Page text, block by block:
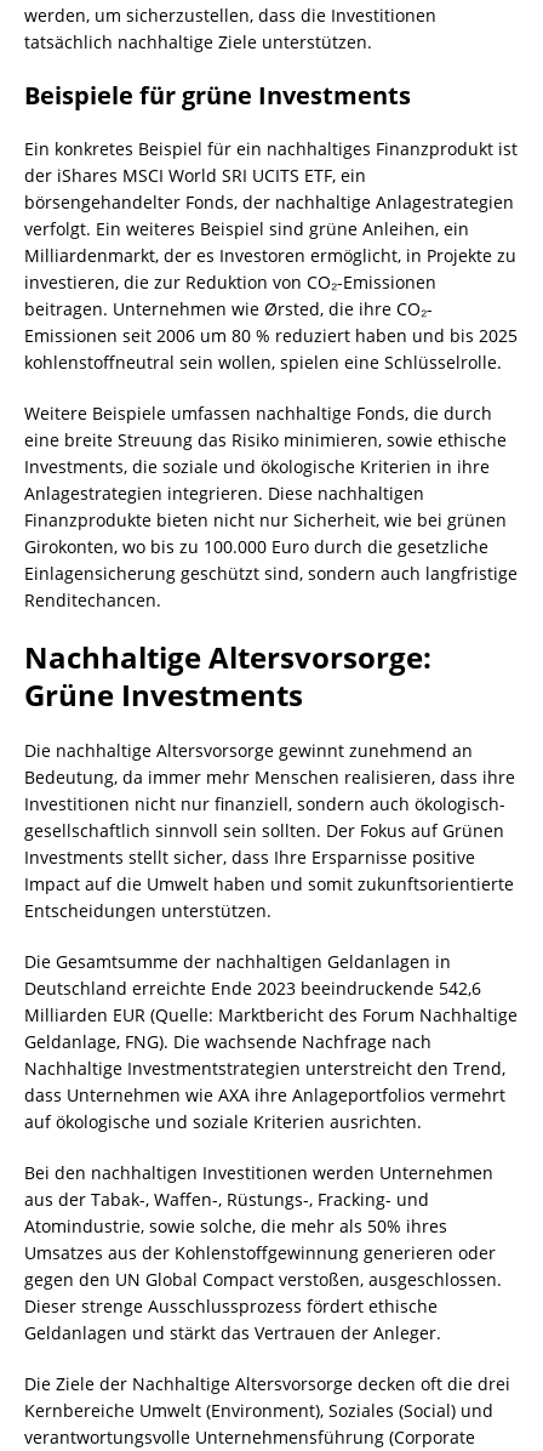
werden, um sicherzustellen, dass die Investitionen
tatsächlich nachhaltige Ziele unterstützen.
Beispiele für grüne Investments
Ein konkretes Beispiel für ein nachhaltiges Finanzprodukt ist
der iShares MSCI World SRI UCITS ETF, ein
börsengehandelter Fonds, der nachhaltige Anlagestrategien
verfolgt. Ein weiteres Beispiel sind grüne Anleihen, ein
Milliardenmarkt, der es Investoren ermöglicht, in Projekte zu
investieren, die zur Reduktion von CO₂-Emissionen
beitragen. Unternehmen wie Ørsted, die ihre CO₂-
Emissionen seit 2006 um 80 % reduziert haben und bis 2025
kohlenstoffneutral sein wollen, spielen eine Schlüsselrolle.
Weitere Beispiele umfassen nachhaltige Fonds, die durch
eine breite Streuung das Risiko minimieren, sowie ethische
Investments, die soziale und ökologische Kriterien in ihre
Anlagestrategien integrieren. Diese nachhaltigen
Finanzprodukte bieten nicht nur Sicherheit, wie bei grünen
Girokonten, wo bis zu 100.000 Euro durch die gesetzliche
Einlagensicherung geschützt sind, sondern auch langfristige
Renditechancen.
Nachhaltige Altersvorsorge:
Grüne Investments
Die nachhaltige Altersvorsorge gewinnt zunehmend an
Bedeutung, da immer mehr Menschen realisieren, dass ihre
Investitionen nicht nur finanziell, sondern auch ökologisch-
gesellschaftlich sinnvoll sein sollten. Der Fokus auf Grünen
Investments stellt sicher, dass Ihre Ersparnisse positive
Impact auf die Umwelt haben und somit zukunftsorientierte
Entscheidungen unterstützen.
Die Gesamtsumme der nachhaltigen Geldanlagen in
Deutschland erreichte Ende 2023 beeindruckende 542,6
Milliarden EUR (Quelle: Marktbericht des Forum Nachhaltige
Geldanlage, FNG). Die wachsende Nachfrage nach
Nachhaltige Investmentstrategien unterstreicht den Trend,
dass Unternehmen wie AXA ihre Anlageportfolios vermehrt
auf ökologische und soziale Kriterien ausrichten.
Bei den nachhaltigen Investitionen werden Unternehmen
aus der Tabak-, Waffen-, Rüstungs-, Fracking- und
Atomindustrie, sowie solche, die mehr als 50% ihres
Umsatzes aus der Kohlenstoffgewinnung generieren oder
gegen den UN Global Compact verstoßen, ausgeschlossen.
Dieser strenge Ausschlussprozess fördert ethische
Geldanlagen und stärkt das Vertrauen der Anleger.
Die Ziele der Nachhaltige Altersvorsorge decken oft die drei
Kernbereiche Umwelt (Environment), Soziales (Social) und
verantwortungsvolle Unternehmensführung (Corporate